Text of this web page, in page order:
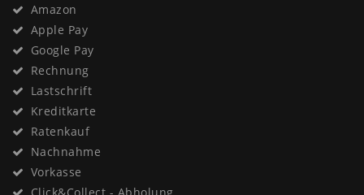
Amazon
Apple Pay
Google Pay
Rechnung
Lastschrift
Kreditkarte
Ratenkauf
Nachnahme
Vorkasse